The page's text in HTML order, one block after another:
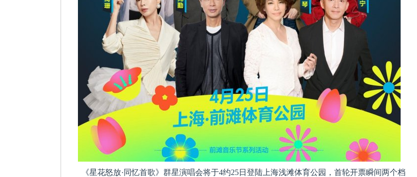
《星花怒放·同忆首歌》群星演唱会将于4约25日登陆上海浅滩体育公园，首轮开票瞬间两个档